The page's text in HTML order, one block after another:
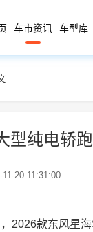
车市资讯 车型库
型纯电轿
11-20 11:31:00
2026款东风星